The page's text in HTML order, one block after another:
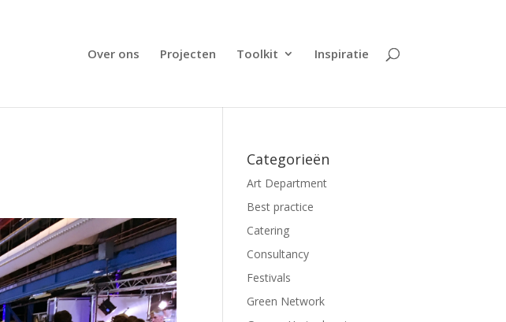
Over ons Projecten Toolkit Inspiratie
Categorieën
Art Department
Best practice
Catering
Consultancy
Festivals
Green Network